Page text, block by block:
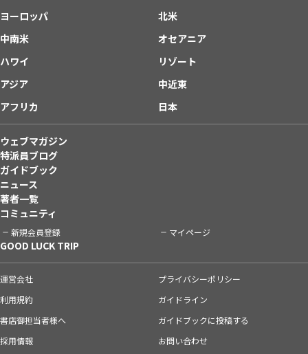
ヨーロッパ
北米
中南米
オセアニア
ハワイ
リゾート
アジア
中近東
アフリカ
日本
ウェブマガジン
特派員ブログ
ガイドブック
ニュース
著者一覧
コミュニティ
新規会員登録 マイページ
GOOD LUCK TRIP
運営会社
プライバシーポリシー
利用規約
ガイドライン
書店御担当者様へ
ガイドブックに投稿する
採用情報
お問い合わせ